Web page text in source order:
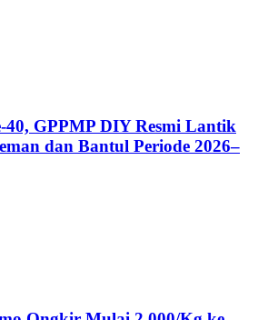
GPPMP DIY Resmi Lantik
dan Bantul Periode 2026–